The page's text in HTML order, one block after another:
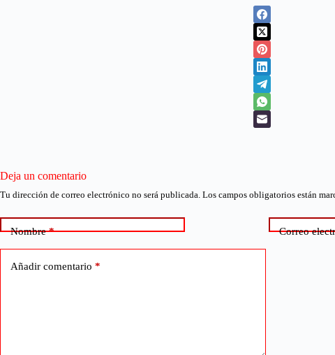
Deja un comentario
Tu dirección de correo electrónico no será publicada. Los campos obligatorios están
Nombre* Correo
Añadir comentario *